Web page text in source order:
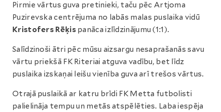
Pirmie vārtus guva pretinieki, taču pēc Artjoma
Puzirevska centrējuma no labās malas puslaika vidū
Kristofers Rēķispanāca izlīdzinājumu (1:1).
Salīdzinoši ātri pēc mūsu aizsargu nesaprašanās savu
vārtu priekšā FK Riteriai atguva vadību, bet līdz
puslaika izskaņai leišu vienība guva arī trešos vārtus.
Otrajā puslaikā ar katru brīdi FK Metta futbolisti
palielināja tempu un metās atspēlēties. Laba iespēja